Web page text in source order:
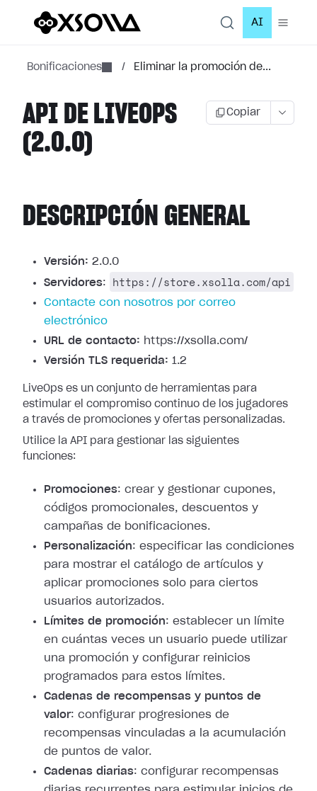
AI
Bonificaciones / Eliminar la promoción de...
API DE LIVEOPS
(2.0.0)
Copiar
DESCRIPCIÓN GENERAL
Versión: 2.0.0
Servidores: https://store.xsolla.com/api
Contacte con nosotros por correo
electrónico
URL de contacto: https://xsolla.com/
Versión TLS requerida: 1.2
LiveOps es un conjunto de herramientas para
estimular el compromiso continuo de los jugadores
a través de promociones y ofertas personalizadas.
Utilice la API para gestionar las siguientes
funciones:
Promociones: crear y gestionar cupones,
códigos promocionales, descuentos y
campañas de bonificaciones.
Personalización: especificar las condiciones
para mostrar el catálogo de artículos y
aplicar promociones solo para ciertos
usuarios autorizados.
Límites de promoción: establecer un límite
en cuántas veces un usuario puede utilizar
una promoción y configurar reinicios
programados para estos límites.
Cadenas de recompensas y puntos de
valor: configurar progresiones de
recompensas vinculadas a la acumulación
de puntos de valor.
Cadenas diarias: configurar recompensas